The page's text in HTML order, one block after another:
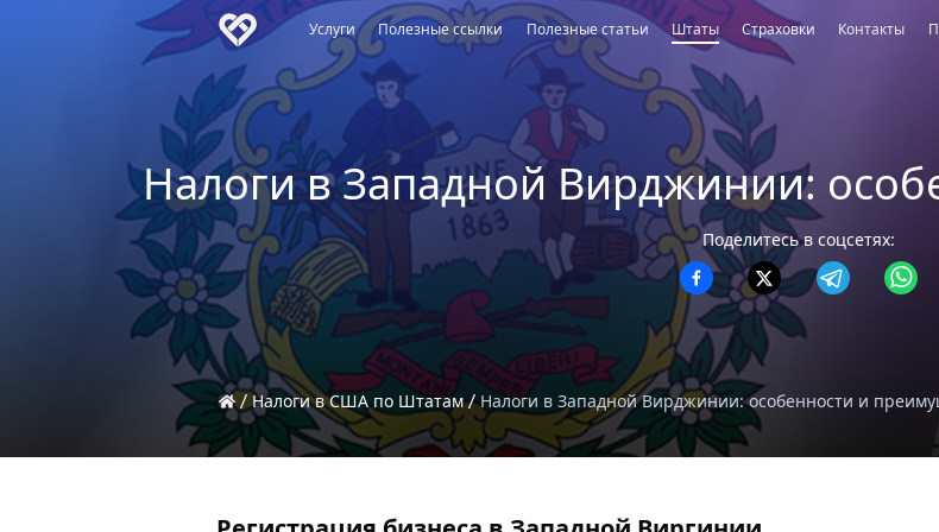
Услуги Полезные ссылки Полезные статьи Штаты Страховки Контакты
Налоги в Западной Вирджинии:
Поделитесь в соцсетях:
Налоги в США по Штатам Налоги в Западной Вирджинии: особенности и